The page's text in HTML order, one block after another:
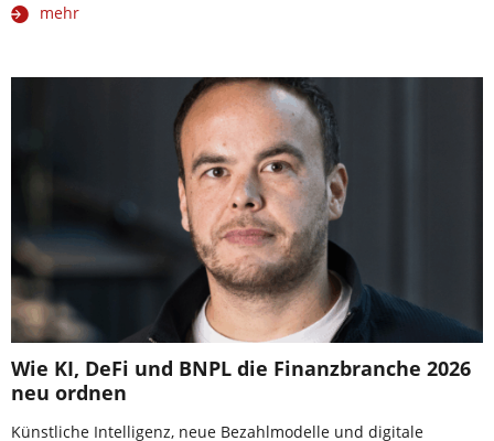
mehr
Wie KI, DeFi und BNPL die Finanzbranche 2026
neu ordnen
Künstliche Intelligenz, neue Bezahlmodelle und digitale